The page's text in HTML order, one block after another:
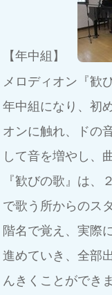
【年中組】
メロディオン『歓
年中組になり、 初
オンに触れ、ドの
して音を増やし、
『歓びの歌』は、
で歌う所からのス
階名で覚え、実際
進めていき、全部
んきくことができ